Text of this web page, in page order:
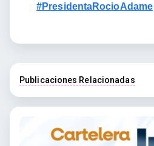
#PresidentaRocioAdame
Publicaciones Relacionadas